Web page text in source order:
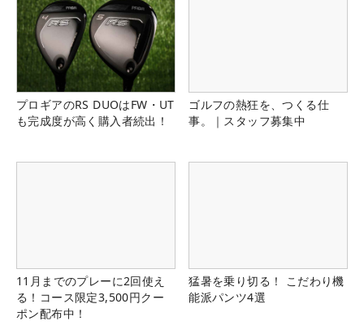
プロギアのRS DUOはFW・UT
も完成度が高く購入者続出！
ゴルフの熱狂を、つくる仕
事。｜スタッフ募集中
11月までのプレーに2回使え
る！コース限定3,500円クー
ポン配布中！
猛暑を乗り切る！ こだわり機
能派パンツ4選